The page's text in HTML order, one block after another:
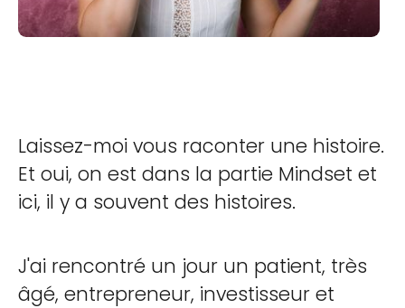
Laissez-moi vous raconter une histoire.
Et oui, on est dans la partie Mindset et
ici, il y a souvent des histoires.
J'ai rencontré un jour un patient, très
âgé, entrepreneur, investisseur et